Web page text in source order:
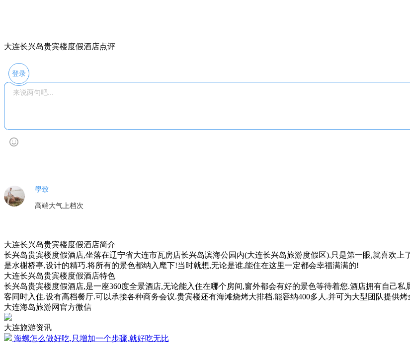
大连长兴岛贵宾楼度假酒店点评
登录
學致
高端大气上档次
大连长兴岛贵宾楼度假酒店简介
长兴岛贵宾楼度假酒店,坐落在辽宁省大连市瓦房店长兴岛滨海公园内(大连长兴岛旅游度假区).只是第一眼,就喜欢
是水榭桥亭,设计的精巧.将所有的景色都纳入麾下!当时就想,无论是谁,能住在这里一定都会幸福满满的!
大连长兴岛贵宾楼度假酒店特色
长兴岛贵宾楼度假酒店,是一座360度全景酒店,无论能入住在哪个房间,窗外都会有好的景色等待着您.酒店拥有自己
客同时入住.设有高档餐厅.可以承接各种商务会议.贵宾楼还有海滩烧烤大排档.能容纳400多人.并可为大型团队提供
大连海岛旅游网官方微信
大连旅游资讯
海螺怎么做好吃,只增加一个步骤,就好吃无比